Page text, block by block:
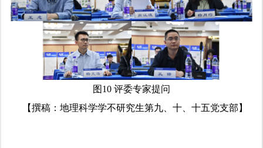
图10 评委专家提问
【撰稿：地理科学学不研究生第九、十、十五党支部】